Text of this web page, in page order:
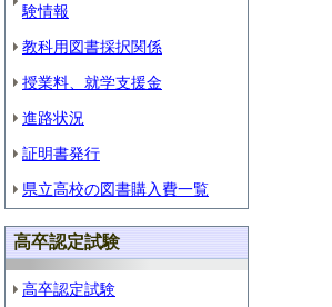
験情報
教科用図書採択関係
授業料、就学支援金
進路状況
証明書発行
県立高校の図書購入費一覧
高卒認定試験
高卒認定試験